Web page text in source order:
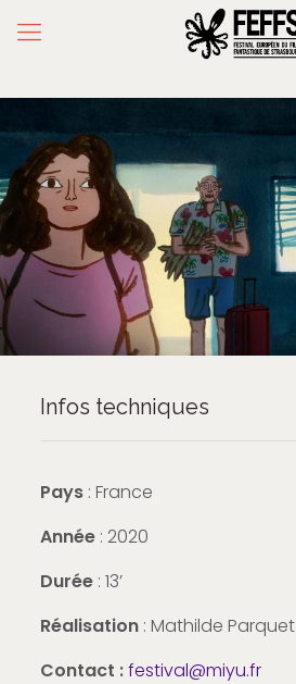
Infos techniques
Pays : France
Année : 2020
Durée: 13’
Réalisation: Mathilde Parquet
Contact :festival@miyu.fr